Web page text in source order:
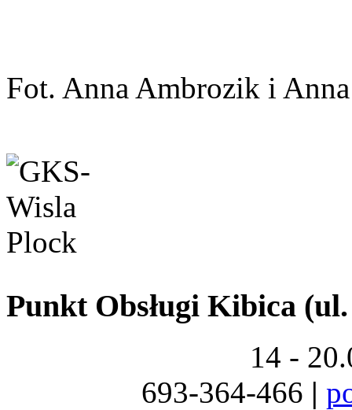
Fot. Anna Ambrozik i
Punkt Obsługi Kibica
14 -
693-364-466 |